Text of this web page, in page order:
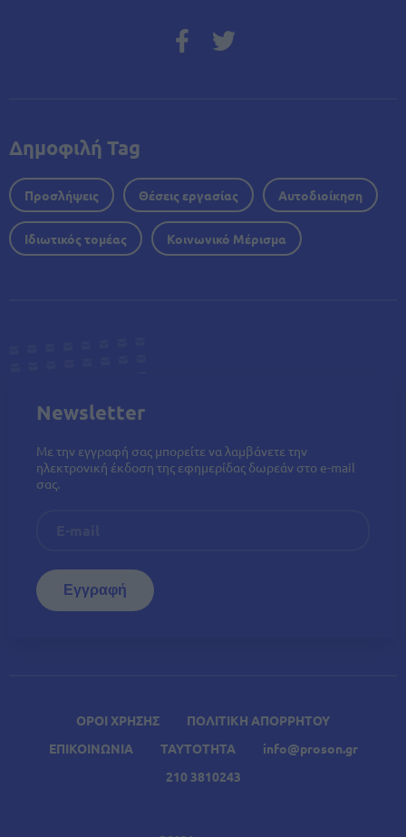
ΟΡΟΙ ΧΡΗΣΗΣ
ΠΟΛΙΤΙΚΗ ΑΠΟΡΡΗΤΟΥ
ΕΠΙΚΟΙΝΩΝΙΑ
ΤΑΥΤΟΤΗΤΑ
info@proson.gr
210 3810243
Δημοφιλή Tag
Προσλήψεις Θέσεις εργασίας Αυτοδιοίκηση
Ιδιωτικός τομέας Κοινωνικό Μέρισμα
Newsletter
Με την εγγραφή σας μπορείτε να λαμβάνετε την
ηλεκτρονική έκδοση της εφημερίδας δωρεάν στο e-mail
σας.